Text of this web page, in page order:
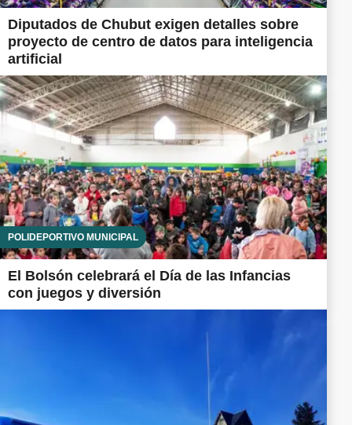
Diputados de Chubut exigen detalles sobre
proyecto de centro de datos para inteligencia
artificial
POLIDEPORTIVO MUNICIPAL
El Bolsón celebrará el Día de las Infancias
con juegos y diversión